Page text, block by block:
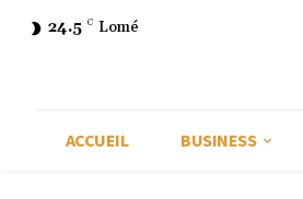
24.5 C Lomé
ACCUEIL BUSINESS